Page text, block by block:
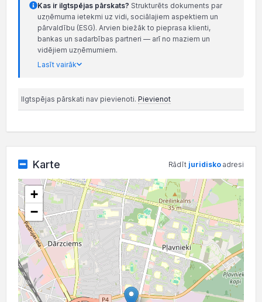
Kas ir ilgtspējas pārskats? Strukturēts dokuments par
uzņēmuma ietekmi uz vidi, sociālajiem aspektiem un
pārvaldību (ESG). Arvien biežāk to pieprasa klienti,
bankas un sadarbības partneri — arī no maziem un
vidējiem uzņēmumiem.
Lasīt vairāk
Ilgtspējas pārskati nav pievienoti. Pievienot
Karte Rādīt juridisko adresi
+
−